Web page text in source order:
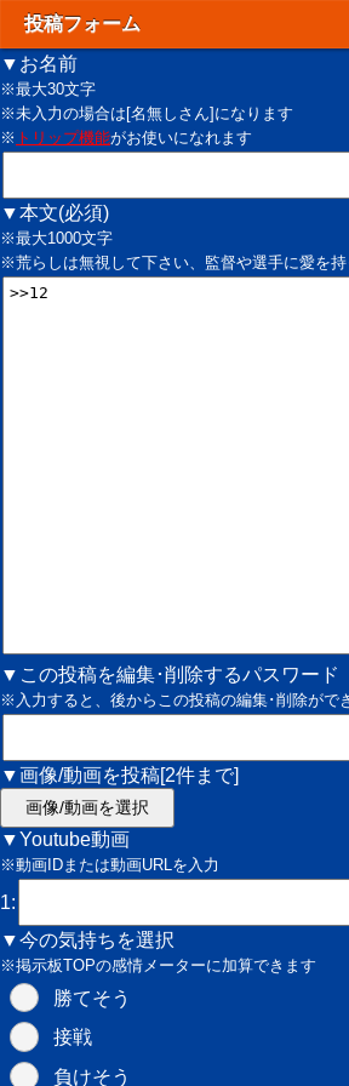
投稿フォーム
▼お名前
※最大30文字
※未入力の場合は[名無しさん]になります
※ トリップ機能がお使いになれます
▼本文(必須)
※最大1000文字
※荒らしは無視して下さい、監督や選手に愛を持
▼この投稿を編集･削除するパスワード
※入力すると、後からこの投稿の編集･削除がで
▼画像/動画を投稿[2件まで]
画像/動画を選択
▼Youtube動画
※動画IDまたは動画URLを入力
1:
▼今の気持ちを選択
※掲示板TOPの感情メーターに加算できます
勝てそう
接戦
負けそう